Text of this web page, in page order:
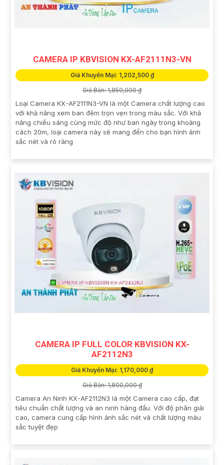
CAMERA IP KBVISION KX-AF2111N3-VN
Giá Khuyến Mại: 1,202,500 ₫
Giá Bán: 1,850,000 ₫
Loại Camera KX-AF2111N3-VN là một Camera chất lượng cao
với khả năng xem ban đêm trọn vẹn trong màu sắc. Với khả
năng chiếu sáng cùng mức độ như ban ngày trong khoảng
cách 20m, loại camera này sẽ mang đến cho bạn hình ảnh
sắc nét và rõ ràng
CAMERA IP FULL COLOR KBVISION KX-
AF2112N3
Giá Khuyến Mại: 1,170,000 ₫
Giá Bán: 1,800,000 ₫
Camera An Ninh KX-AF2112N3 là một Camera cao cấp, đạt
tiêu chuẩn chất lượng và an ninh hàng đầu. Với độ phân giải
cao, camera cung cấp hình ảnh sắc nét và chất lượng màu
sắc tuyệt đẹp